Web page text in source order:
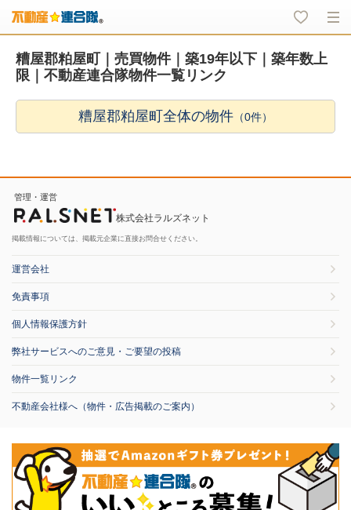
糟屋郡粕屋町｜売買物件｜築19年以下｜築年数上
限｜不動産連合隊物件一覧リンク
糟屋郡粕屋町全体の物件 （0件）
管理・運営
株式会社ラルズネット
掲載情報については、掲載元企業に直接お問合せください。
運営会社
免責事項
個人情報保護方針
弊社サービスへのご意見・ご要望の投稿
物件一覧リンク
不動産会社様へ（物件・広告掲載のご案内）